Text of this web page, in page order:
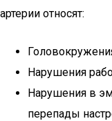
артерии относят:
Нарушения
Нарушения в
перепады